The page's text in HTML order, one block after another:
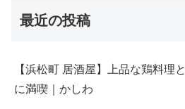
最近の投稿
【浜松町 居酒屋】上品な鶏料理
に満喫｜かしわ